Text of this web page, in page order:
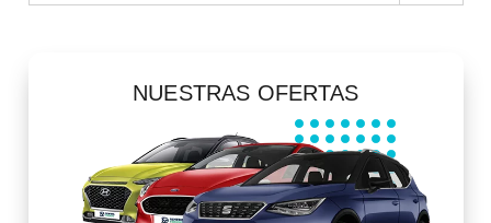
NUESTRAS OFERTAS